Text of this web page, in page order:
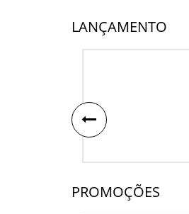
LANÇAMENTO
PROMOÇÕES